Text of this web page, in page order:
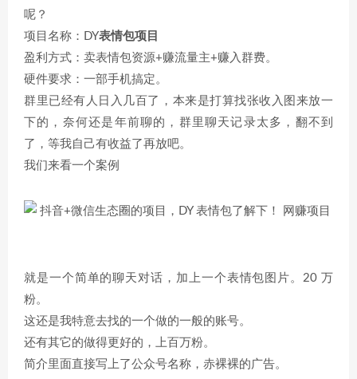
呢？
项目名称：DY表情包项目
盈利方式：卖表情包资源+赚流量主+赚入群费。
硬件要求：一部手机搞定。
群里已经有人日入几百了，本来是打算找张收入图来放一
下的，奈何还是年前聊的，群里聊天记录太多，翻不到
了，等我自己有收益了再放吧。
我们来看一个案例
就是一个简单的聊天对话，加上一个表情包图片。20 万
粉。
这还是我特意去找的一个做的一般的账号。
还有其它的做得更好的，上百万粉。
简介里面直接写上了公众号名称，赤裸裸的广告。